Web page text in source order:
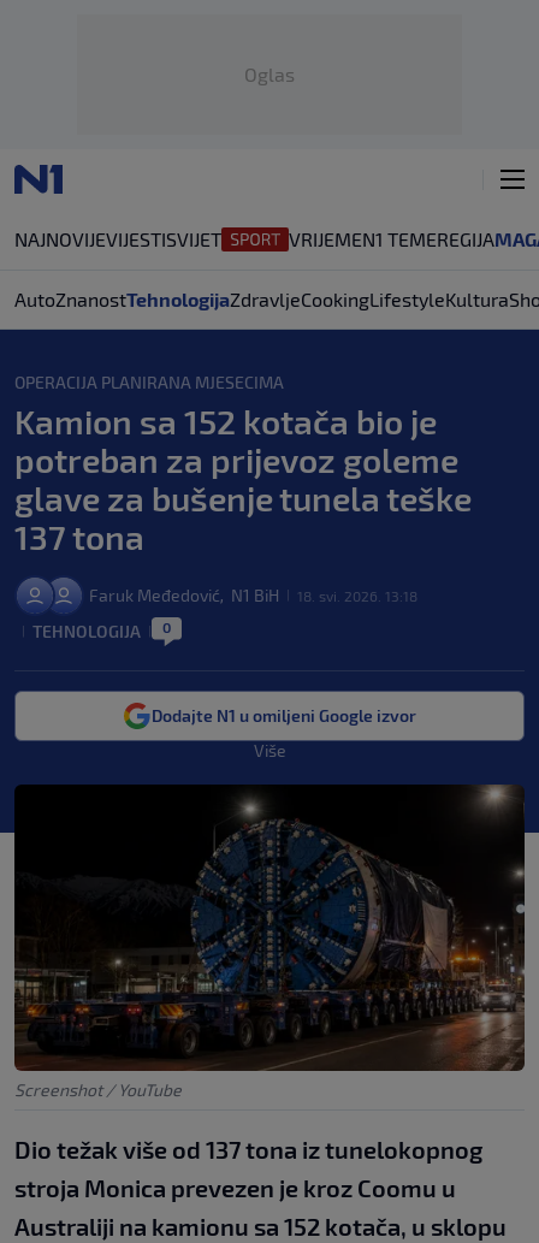
Oglas
NAJNOVIJEVIJESTISVIJET VRIJEMEN1 TEMEREGIJA
AutoZnanostTehnologijaZdravljeCookingLifestyleKultura
OPERACIJA PLANIRANA MJESECIMA
Kamion sa 152 kotača bio je
potreban za prijevoz goleme
glave za bušenje tunela teške
137 tona
Faruk Međedović, N1 BiH 18. svi. 2026. 13:18
TEHNOLOGIJA 0
Dodajte N1 u omiljeni Google izvor
Više
Screenshot / YouTube
Dio težak više od 137 tona iz tunelokopnog
stroja Monica prevezen je kroz Coomu u
Australiji na kamionu sa 152 kotača, u sklopu